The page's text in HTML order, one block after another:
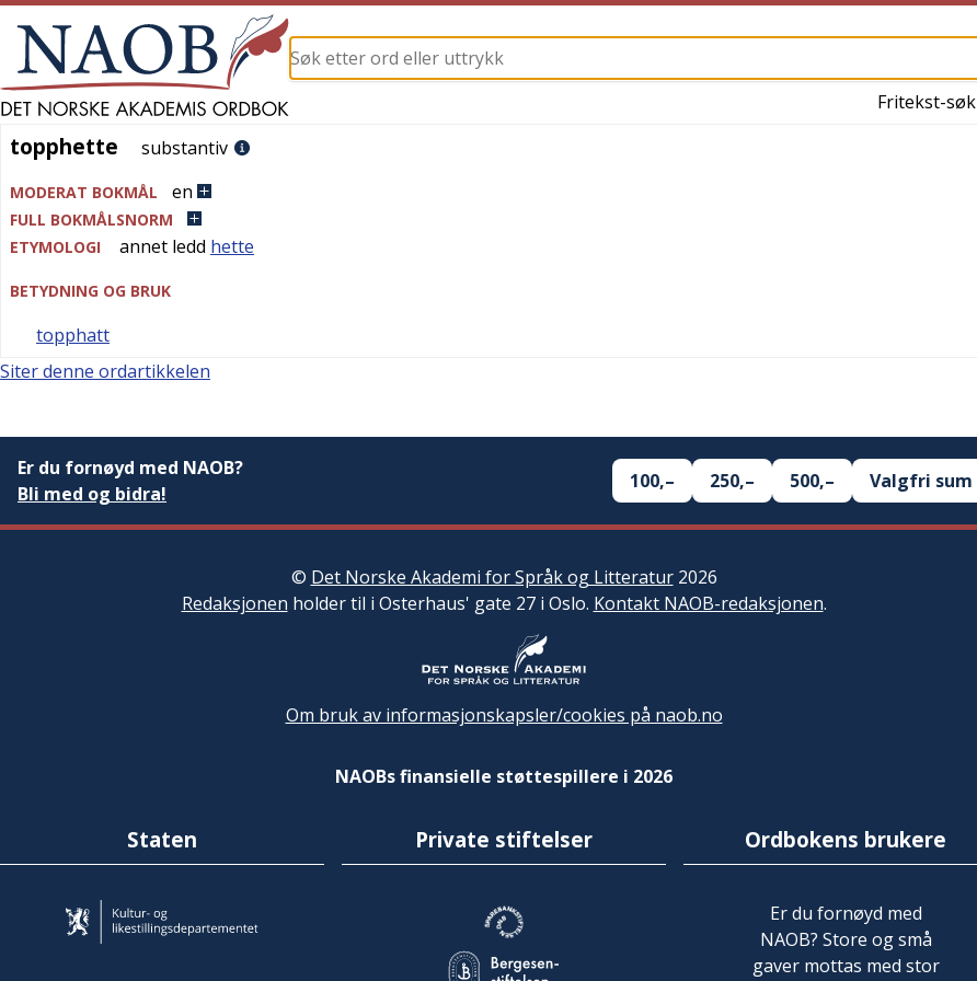
Fritekst-søk
topphette
topphette substantiv
MODERAT BOKMÅL en
FULL BOKMÅLSNORM
ETYMOLOGI
annet ledd hette
BETYDNING OG BRUK
topphatt
Siter denne ordartikkelen
Er du fornøyd med NAOB?
Bli med og bidra!
100,– 250,– 500,– Valgfri sum
© Det Norske Akademi for Språk og Litteratur2026
Redaksjonen holder til i Osterhaus' gate 27 i Oslo. Kontakt NAOB-redaksjonen.
Om bruk av informasjonskapsler/cookies på naob.no
NAOBs finansielle støttespillere i 2026
Staten Private stiftelser Ordbokens brukere
Er du fornøyd med
NAOB? Store og små
gaver mottas med stor